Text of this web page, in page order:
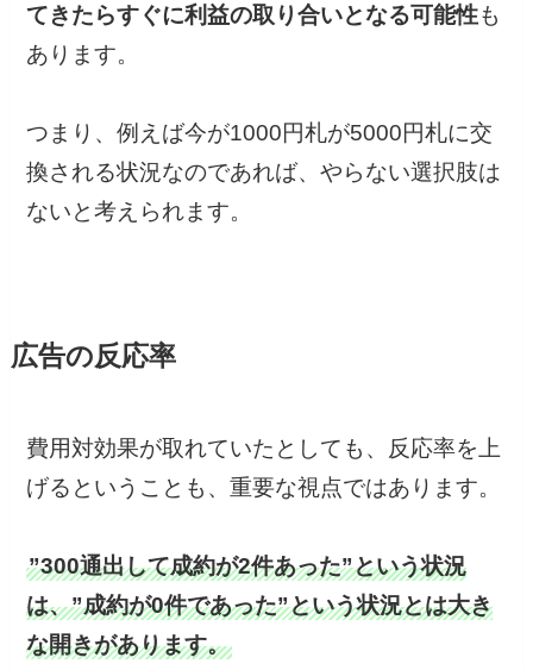
てきたらすぐに利益の取り合いとなる可能性も
あります。
つまり、例えば今が1000円札が5000円札に交
換される状況なのであれば、やらない選択肢は
ないと考えられます。
広告の反応率
費用対効果が取れていたとしても、反応率を上
げるということも、重要な視点ではあります。
”300通出して成約が2件あった”という状況
は、”成約が0件であった”という状況とは大き
な開きがあります。